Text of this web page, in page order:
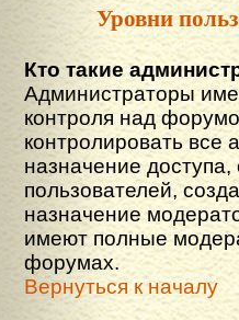
Уровни
Кто такие
Администраторы
контроля над
контролировать все
назначение
пользователей,
назначение
имеют полные
форумах.
Вернуться к началу